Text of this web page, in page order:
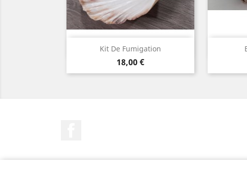
Kit De Fumigation
Prix
18,00 €
Aperçu rapide